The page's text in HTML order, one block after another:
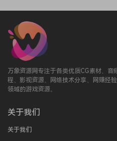
万象资源网专注于各类优质CG素材、
程、影视资源、网络技术分享、网赚经
领域的游戏资源。
关于我们
关于我们